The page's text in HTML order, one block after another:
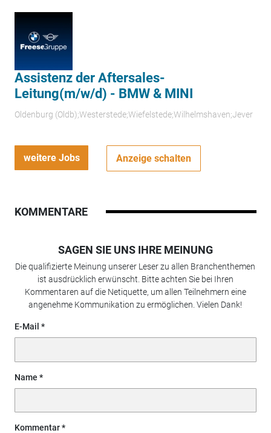
Assistenz der Aftersales-
Leitung(m/w/d) - BMW & MINI
Oldenburg (Oldb);Westerstede;Wiefelstede;Wilhelmshaven;Jever
weitere Jobs Anzeige schalten
KOMMENTARE
SAGEN SIE UNS IHRE MEINUNG
Die qualifizierte Meinung unserer Leser zu allen Branchenthemen
ist ausdrücklich erwünscht. Bitte achten Sie bei Ihren
Kommentaren auf die Netiquette, um allen Teilnehmern eine
angenehme Kommunikation zu ermöglichen. Vielen Dank!
E-Mail
Name
Kommentar